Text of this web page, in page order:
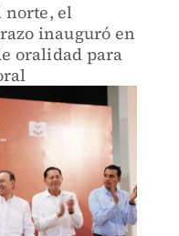
norte, el
inauguró en
oralidad para